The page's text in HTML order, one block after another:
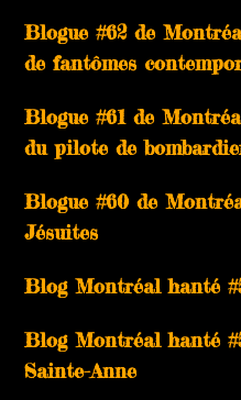
Blogue #62 de
de fantômes
Blogue #61 de
du pilote de
Blogue #60 de
Jésuites
Blog Montréal hanté
Blog Montréal hanté
Sainte-Anne